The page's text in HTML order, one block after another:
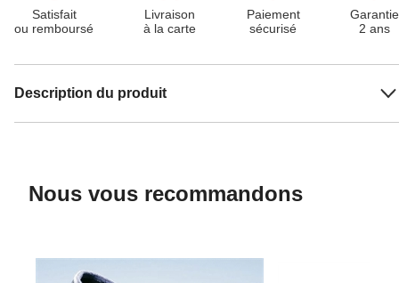
Satisfait
ou remboursé
Livraison
à la carte
Paiement
sécurisé
Garantie
2 ans
Description du produit
Nous vous recommandons